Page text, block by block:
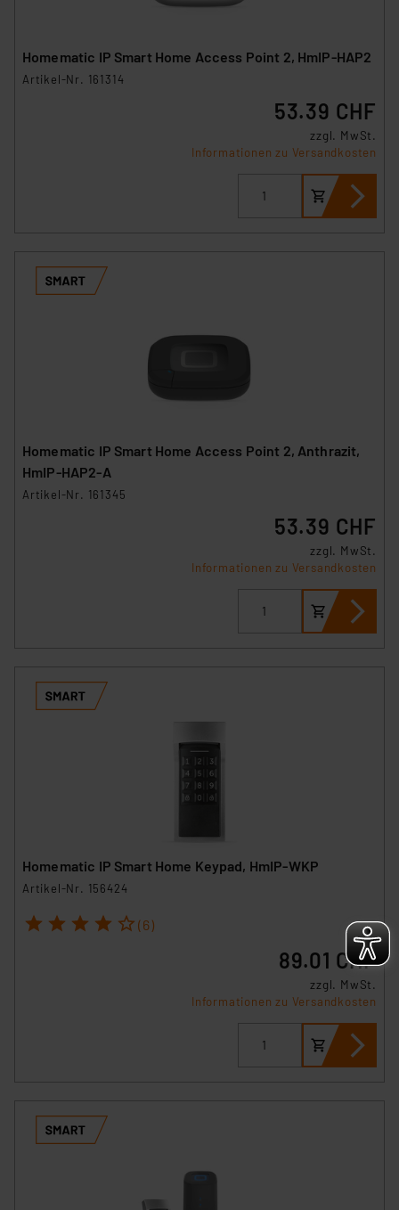
Homematic IP Smart Home Access Point 2, HmIP-HAP2
Artikel-Nr. 161314
53.39 CHF
zzgl. MwSt.
Informationen zu Versandkosten
Homematic IP Smart Home Access Point 2, Anthrazit,
HmIP-HAP2-A
Artikel-Nr. 161345
53.39 CHF
zzgl. MwSt.
Informationen zu Versandkosten
Homematic IP Smart Home Keypad, HmIP-WKP
Artikel-Nr. 156424
1 2 3 4 5 (6)
89.01 CHF
zzgl. MwSt.
Informationen zu Versandkosten